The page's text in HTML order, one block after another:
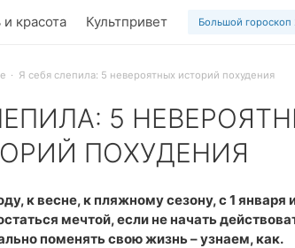
красота Культпривет Большой гороскоп
Я себя слепила: 5 невероятных историй похудения
5
ПОХУДЕНИЯ
у этих девушек получилось перестать
к весне, к пляжному сезону, с 1 января
мечтой, если не начать
поменять свою жизнь – узнаем, как.